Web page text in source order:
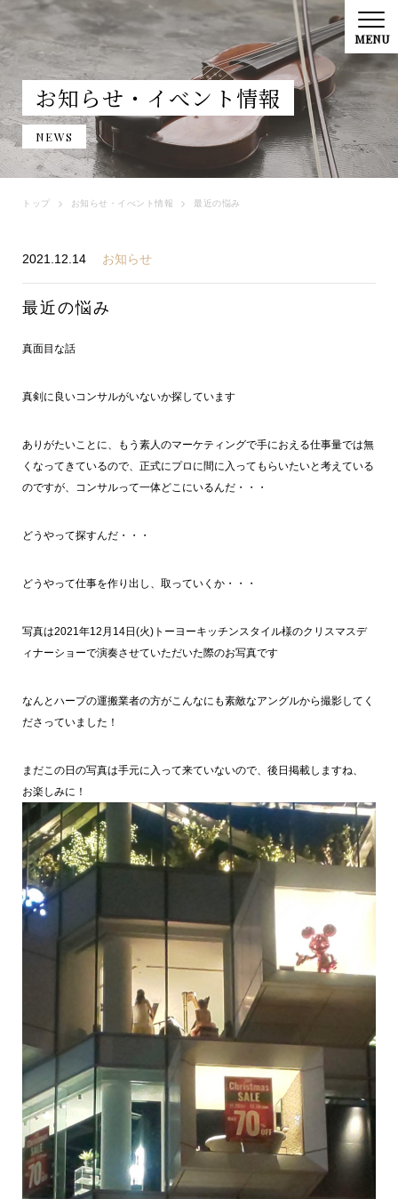
お知らせ・イべント情報
NEWS
トップ お知らせ・イべント情報 最近の悩み
2021.12.14 お知らせ
最近の悩み
真面目な話
真剣に良いコンサルがいないか探しています
ありがたいことに、もう素人のマーケティングで手におえる仕事量では無
くなってきているので、正式にプロに間に入ってもらいたいと考えている
のですが、コンサルって一体どこにいるんだ・・・
どうやって探すんだ・・・
どうやって仕事を作り出し、取っていくか・・・
写真は2021年12月14日(火)トーヨーキッチンスタイル様のクリスマスデ
ィナーショーで演奏させていただいた際のお写真です
なんとハープの運搬業者の方がこんなにも素敵なアングルから撮影してく
ださっていました！
まだこの日の写真は手元に入って来ていないので、後日掲載しますね、
お楽しみに！